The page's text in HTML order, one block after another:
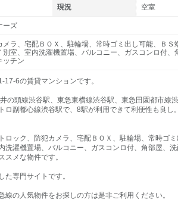
現況 空室
ーズ
ラ、宅配ＢＯＸ、駐輪場、常時ゴミ出し可能、ＢＳ
別室、室内洗濯機置場、バルコニー、ガスコンロ付、
ッチン
6の賃貸マンションです。
の頭線渋谷駅、東急東横線渋谷駅、東急田園都市線
副都心線渋谷駅で、8駅が利用できて利便性も良し。
ック、防犯カメラ、宅配ＢＯＸ、駐輪場、常時ゴ
濯機置場、バルコニー、ガスコンロ付、角部屋、洗
メな物件です。
専門サイトです。
の人気物件をお探しの方は是非ご利用ください。